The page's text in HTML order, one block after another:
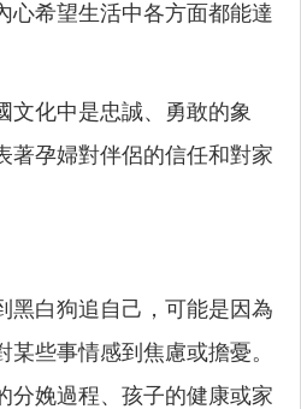
心希望生活中各方面都能達
文化中是忠誠、勇敢的象
著孕婦對伴侶的信任和對家
黑白狗追自己，可能是因為
些事情感到焦慮或擔憂。
分娩過程、孩子的健康或家